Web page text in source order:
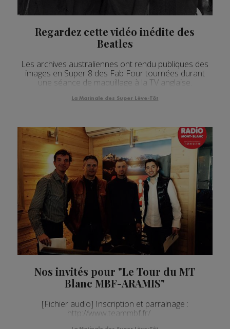
Regardez cette vidéo inédite des
Beatles
Les archives australiennes ont rendu publiques des
images en Super 8 des Fab Four tournées durant
une séance de maquillage à la TV anglaise.
La Matinale des Super Lève-Tôt
Nos invités pour "Le Tour du MT
Blanc MBF-ARAMIS"
[Fichier audio] Inscription et parrainage :
http://www.teammbf.fr/